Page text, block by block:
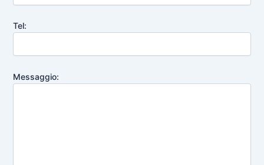
Tel:
Messaggio: